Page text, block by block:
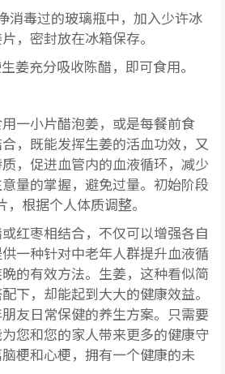
消毒过的玻璃瓶中，加入少许冰
，密封放在冰箱保存。
姜充分吸收陈醋，即可食用。
一小片醋泡姜，或是每餐前食
，既能发挥生姜的活血功效，又
，促进血管内的血液循环，减少
量的掌握，避免过量。初始阶段
根据个人体质调整。
红枣相结合，不仅可以增强各自
一种针对中老年人群提升血液循
的有效方法。生姜，这种看似简
下，却能起到大大的健康效益。
友日常保健的养生方案。只需要
您和您的家人带来更多的健康守
梗和心梗，拥有一个健康的未